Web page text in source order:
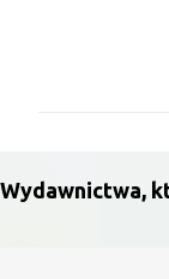
t
Wydawnictwa,